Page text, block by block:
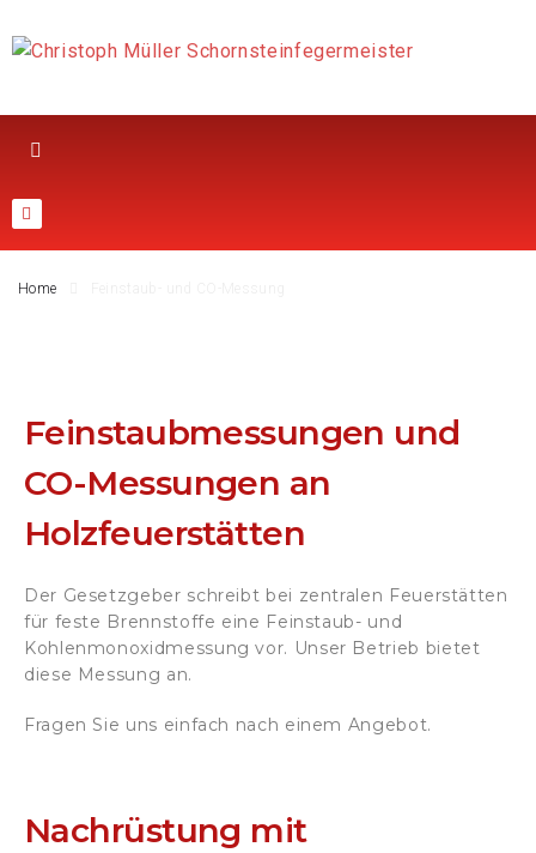
Home
Feinstaubmessungen und
CO-Messungen an
Holzfeuerstätten
Der Gesetzgeber schreibt bei zentralen Feuerstätten
für feste Brennstoffe eine Feinstaub- und
Kohlenmonoxidmessung vor. Unser Betrieb bietet
diese Messung an.
Fragen Sie uns einfach nach einem Angebot.
Nachrüstung mit